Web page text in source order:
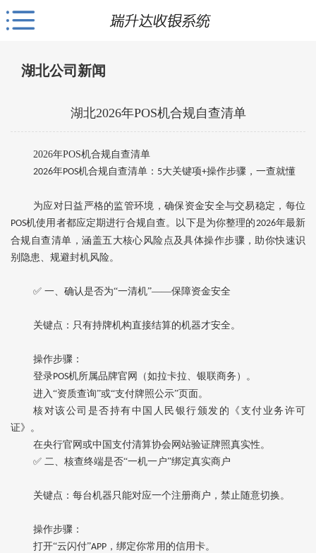
湖北公司新闻
湖北‌2026年POS机合规自查清单
‌2026年POS机合规自查清单
2026年POS机合规自查清单： 5大关键项+操作步骤，一查就懂‌
为应对日益严格的监管环境，确保资金安全与交易稳定，每位
POS机使用者都应定期进行合规自查。以下是为你整理的‌2026年最新
合规自查清单‌，涵盖五大核心风险点及具体操作步骤，助你快速识
别隐患、规避封机风险。
✅ 一、确认是否为“一清机”——保障资金安全
关键点 ‌：只有持牌机构直接结算的机器才安全。
操作步骤 ‌：
登录POS机所属品牌官网（如拉卡拉、银联商务）。
进入“资质查询”或“支付牌照公示”页面。
核对该公司是否持有中国人民银行颁发的《支付业务许可
证》。
在央行官网或中国支付清算协会网站验证牌照真实性。
✅ 二、核查终端是否“一机一户”绑定真实商户
关键点 ‌：每台机器只能对应一个注册商户，禁止随意切换。
操作步骤 ‌：
打开“云闪付”APP ，绑定你常用的信用卡。